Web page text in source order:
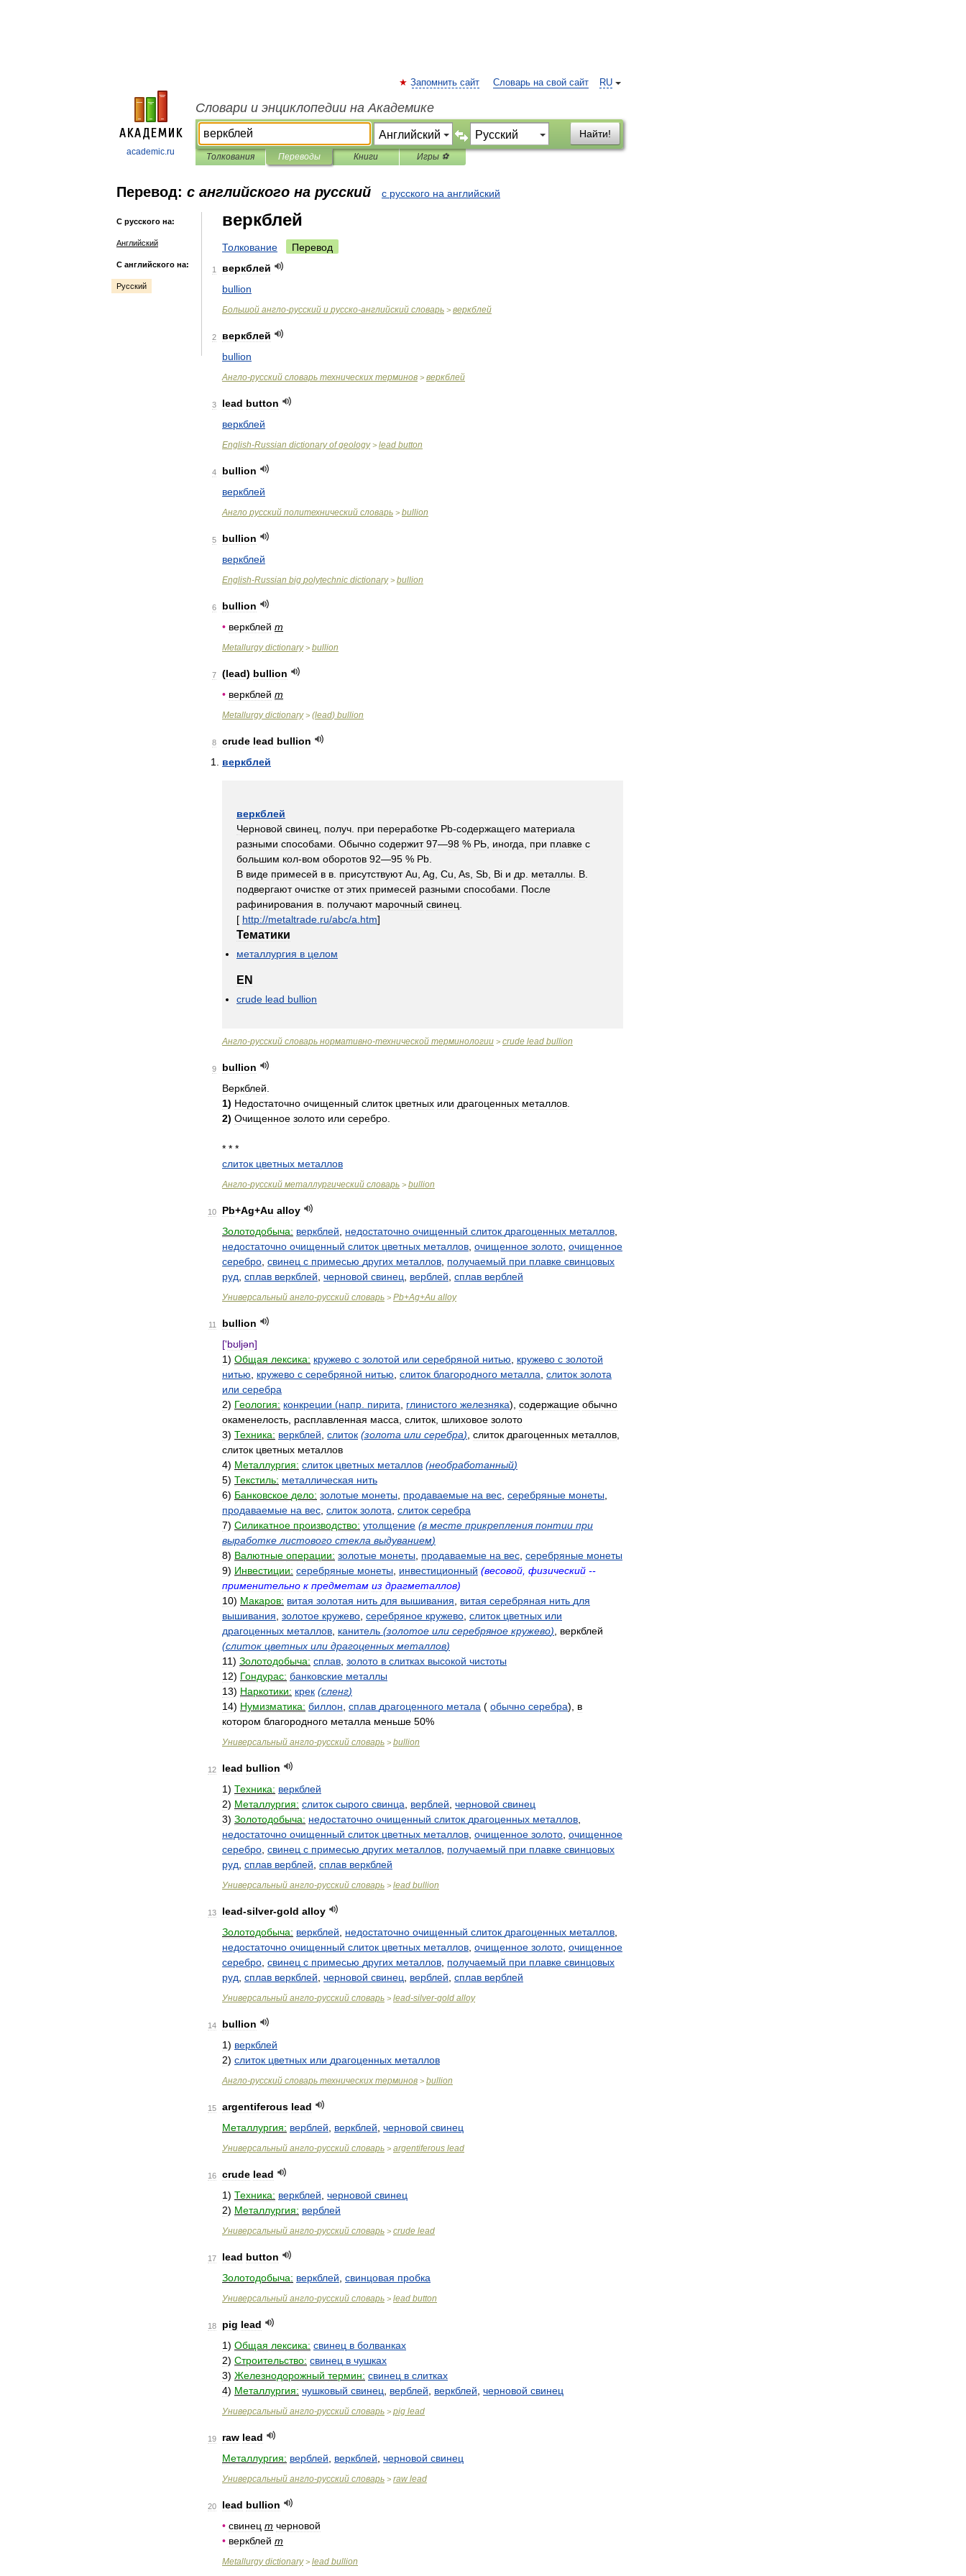
academic.ru
RU
Запомнить сайт Словарь на свой сайт
Словари и энциклопедии на Академике
Найти!
Толкования Переводы Книги Игры ⚽
Перевод: с английского на русский с русского на английский
С русского на:
Английский
С английского на:
Русский
веркблей
Толкование Перевод
1
веркблей
bullion
Большой англо-русский и русско-английский словарь > веркблей
2
веркблей
bullion
Англо-русский словарь технических терминов > веркблей
3 lead button
веркблей
English-Russian dictionary of geology> lead button
4
bullion
веркблей
Англо русский политехнический словарь > bullion
5
bullion
веркблей
English-Russian big polytechnic dictionary> bullion
6
bullion
• веркблей m
Metallurgy dictionary> bullion
7 (lead) bullion
• веркблей m
Metallurgy dictionary> (lead) bullion
8 crude lead bullion
веркблей
веркблей
Черновой свинец получ при переработке Рb-содержащего материала
разными способами Обычно содержит 97—98 % РЬ иногда при плавке с
большим кол-вом оборотов 92—95 % Рb
В виде примесей в в присутствуют Аu Ag Сu As Sb Bi и др металлы В
подвергают очистке от этих примесей разными способами
После
рафинирования в получают марочный свинец
[ http://metaltrade ru/abc/a htm]
Тематики
металлургия в целом
EN
crude lead bullion
Англо-русский словарь нормативно-технической терминологии > crude lead bullion
9
bullion
Веркблей
1) Недостаточно очищенный слиток цветных или драгоценных металлов
2) Очищенное золото или серебро
* * *
слиток цветных металлов
Англо-русский металлургический словарь > bullion
10 Pb+Ag+Au alloy
Золотодобыча: веркблей недостаточно очищенный слиток драгоценных металлов
недостаточно очищенный слиток цветных металлов очищенное золото очищенное
серебро свинец с примесью других металлов получаемый при плавке свинцовых
руд сплав веркблей черновой свинец верблей сплав верблей
Универсальный англо-русский словарь > Pb+Ag+Au alloy
11
bullion
['bʊljən]
1) Общая лексика: кружево с золотой или серебряной нитью кружево с золотой
нитью
кружево с серебряной нитью слиток благородного металла слиток золота
или серебра
2) Геология: конкреции (напр пирита глинистого железняка), содержащие обычно
окаменелость расплавленная масса слиток шлиховое золото
3) Техника: веркблей слиток (золота или серебра) слиток драгоценных металлов
слиток цветных металлов
4) Металлургия: слиток цветных металлов (необработанный)
5) Текстиль: металлическая нить
6) Банковское дело: золотые монеты продаваемые на вес серебряные монеты
продаваемые на вес слиток золота слиток серебра
7) Силикатное производство: утолщение (в месте прикрепления понтии при
выработке листового стекла выдуванием)
8) Валютные операции: золотые монеты продаваемые на вес серебряные монеты
9) Инвестиции: серебряные монеты инвестиционный (весовой физический --
применительно к предметам из драгметаллов)
10) Макаров: витая золотая нить для вышивания витая серебряная нить для
вышивания золотое кружево серебряное кружево слиток цветных или
драгоценных металлов канитель (золотое или серебряное кружево)
веркблей
(слиток цветных или драгоценных металлов)
11) Золотодобыча: сплав золото в слитках высокой чистоты
12) Гондурас: банковские металлы
13) Наркотики: крек (сленг)
14) Нумизматика: биллон сплав драгоценного метала ( обычно серебра), в
котором благородного металла меньше 50%
Универсальный англо-русский словарь > bullion
12 lead bullion
1) Техника: веркблей
2) Металлургия: слиток сырого свинца верблей черновой свинец
3) Золотодобыча: недостаточно очищенный слиток драгоценных металлов
недостаточно очищенный слиток цветных металлов очищенное золото очищенное
серебро свинец с примесью других металлов получаемый при плавке свинцовых
руд сплав верблей сплав веркблей
Универсальный англо-русский словарь > lead bullion
13 lead-silver-gold alloy
Золотодобыча: веркблей недостаточно очищенный слиток драгоценных металлов
недостаточно очищенный слиток цветных металлов очищенное золото очищенное
серебро свинец с примесью других металлов получаемый при плавке свинцовых
руд сплав веркблей черновой свинец верблей сплав верблей
Универсальный англо-русский словарь > lead-silver-gold alloy
14
bullion
1) веркблей
2) слиток цветных или драгоценных металлов
Англо-русский словарь технических терминов > bullion
15 argentiferous lead
Металлургия: верблей веркблей черновой свинец
Универсальный англо-русский словарь > argentiferous lead
16 crude lead
1) Техника: веркблей черновой свинец
2) Металлургия: верблей
Универсальный англо-русский словарь > crude lead
17 lead button
Золотодобыча: веркблей свинцовая пробка
Универсальный англо-русский словарь > lead button
18 pig lead
1) Общая лексика: свинец в болванках
2) Строительство: свинец в чушках
3) Железнодорожный термин: свинец в слитках
4) Металлургия: чушковый свинец верблей веркблей черновой свинец
Универсальный англо-русский словарь > pig lead
19 raw lead
Металлургия: верблей веркблей черновой свинец
Универсальный англо-русский словарь > raw lead
20 lead bullion
• свинец m черновой
• веркблей m
Metallurgy dictionary> lead bullion